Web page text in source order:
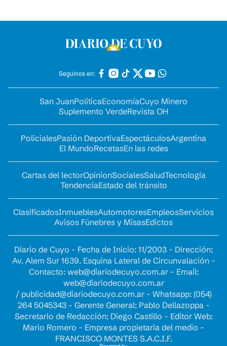
Seguinos en:
San JuanPolíticaEconomíaCuyo Minero
Suplemento VerdeRevista OH
PolicialesPasión DeportivaEspectáculosArgentina
El MundoRecetasEn las redes
Cartas del lectorOpinionSocialesSaludTecnología
TendenciaEstado del tránsito
ClasificadosInmueblesAutomotoresEmpleosServicios
Avisos Fúnebres y MisasEdictos
Diario de Cuyo - Fecha de Inicio: 11/2003 - Dirección:
Av. Alem Sur 1639. Esquina Lateral de Circunvalación -
Contacto: web@diariodecuyo.com.ar- Email:
web@diariodecuyo.com.ar
/ publicidad@diariodecuyo.com.ar- Whatsapp: (054)
264 5045343 - Gerente General: Pablo Dellazoppa -
Secretario de Redacción: Diego Castillo - Editor Web:
Mario Romero - Empresa propietaria del medio -
FRANCISCO MONTES S.A.C.I.F.